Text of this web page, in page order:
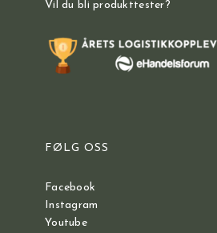
Vil du bli produkttester?
FØLG OSS
Facebook
Instagram
Youtube